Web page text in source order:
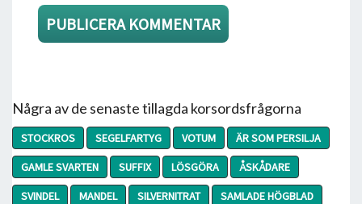
Några av de senaste tillagda korsordsfrågorna
STOCKROS SEGELFARTYG VOTUM
ÄR SOM PERSILJA
GAMLE SVARTEN
SUFFIX LÖSGÖRA
ÅSKÅDARE
SVINDEL
MANDEL SILVERNITRAT
SAMLADE HÖGBLAD